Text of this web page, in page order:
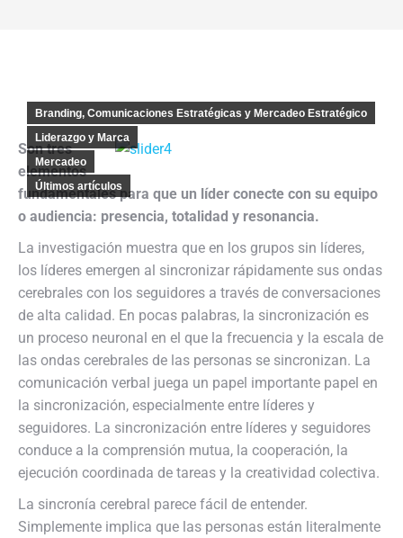
Branding, Comunicaciones Estratégicas y Mercadeo Estratégico
Liderazgo y Marca
Mercadeo
Últimos artículos
Son tres
elementos
fundamentales para que un líder conecte con su equipo
o audiencia: presencia, totalidad y resonancia.
La investigación muestra que en los grupos sin líderes,
los líderes emergen al sincronizar rápidamente sus ondas
cerebrales con los seguidores a través de conversaciones
de alta calidad. En pocas palabras, la sincronización es
un proceso neuronal en el que la frecuencia y la escala de
las ondas cerebrales de las personas se sincronizan. La
comunicación verbal juega un papel importante papel en
la sincronización, especialmente entre líderes y
seguidores. La sincronización entre líderes y seguidores
conduce a la comprensión mutua, la cooperación, la
ejecución coordinada de tareas y la creatividad colectiva.
La sincronía cerebral parece fácil de entender.
Simplemente implica que las personas están literalmente